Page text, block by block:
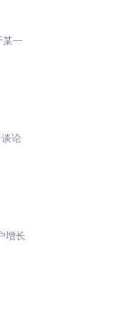
某一
论
增长